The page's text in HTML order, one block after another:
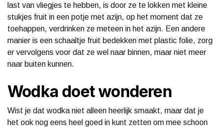
last van vliegjes te hebben, is door ze te lokken met kleine
stukjes fruit in een potje met azijn, op het moment dat ze
toehappen, verdrinken ze meteen in het azijn. Een andere
manier is een schaaltje fruit bedekken met plastic folie, zorg
er vervolgens voor dat ze wel naar binnen, maar niet meer
naar buiten kunnen.
Wodka doet wonderen
Wist je dat wodka niet alleen heerlijk smaakt, maar dat je
het ook nog eens heel goed in kunt zetten om mee schoon